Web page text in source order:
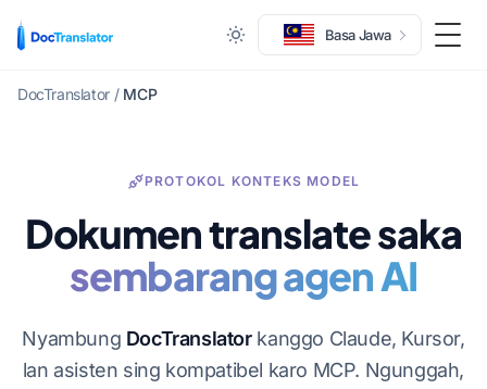
Basa Jawa
DocTranslator / MCP
PROTOKOL KONTEKS MODEL
Dokumen translate saka
sembarang agen AI
Nyambung DocTranslatorkanggo Claude, Kursor,
lan asisten sing kompatibel karo MCP. Ngunggah,